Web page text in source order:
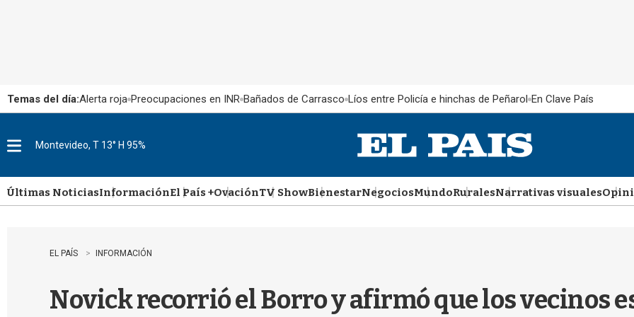
Temas del día:Alerta roja Preocupaciones en INR Bañados de Carrasco Líos entre Policía e hinchas de Peñarol En Clave País
u
Montevideo, T 13° H 95%
Últimas NoticiasInformaciónEl País +OvaciónTV ShowBienestarNegociosMundoRuralesNarrativas visuales
EL PAÍS INFORMACIÓN
Novick recorrió el Borro y afirmó que los vecinos